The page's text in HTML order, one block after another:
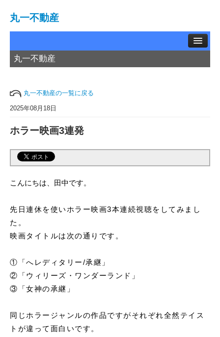
丸一不動産
丸一不動産
丸一不動産の一覧に戻る
2025年08月18日
ホラー映画3連発
こんにちは、田中です。
先日連休を使いホラー映画3本連続視聴をしてみまし
た。
映画タイトルは次の通りです。
①「へレディタリー/承継」
②「ウィリーズ・ワンダーランド」
③「女神の承継 」
同じホラージャンルの作品ですがそれぞれ全然テイス
トが違って面白いです。